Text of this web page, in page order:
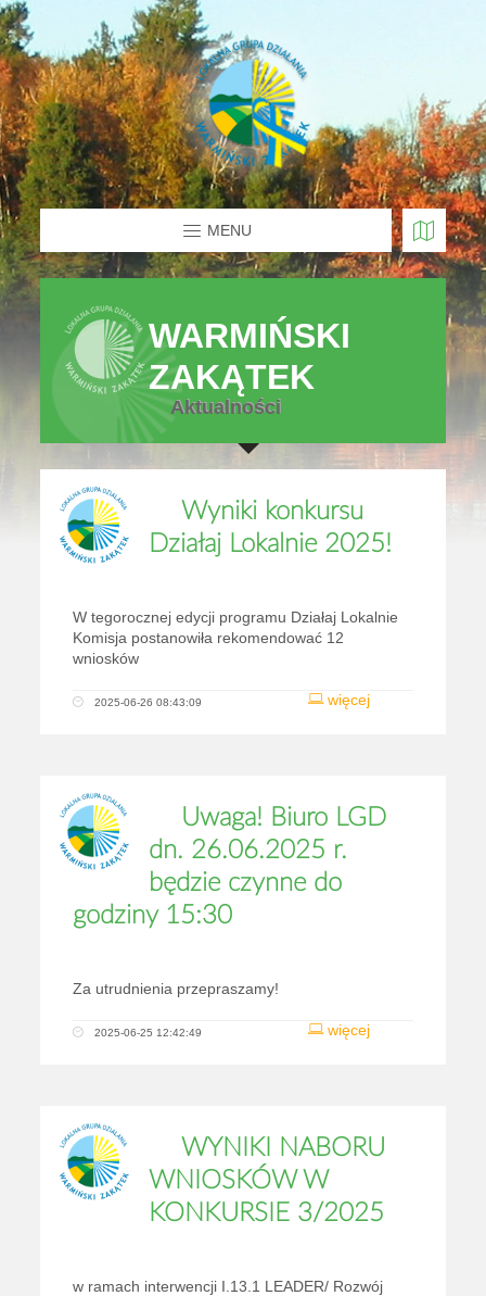
MENU
WARMIŃSKI
ZAKĄTEK
Aktualności
Wyniki konkursu
Działaj Lokalnie 2025!
W tegorocznej edycji programu Działaj Lokalnie
Komisja postanowiła rekomendować 12
wniosków
więcej
2025-06-26 08:43:09
Uwaga! Biuro LGD
dn. 26.06.2025 r.
będzie czynne do
godziny 15:30
Za utrudnienia przepraszamy!
więcej
2025-06-25 12:42:49
WYNIKI NABORU
WNIOSKÓW W
KONKURSIE 3/2025
w ramach interwencji I.13.1 LEADER/ Rozwój